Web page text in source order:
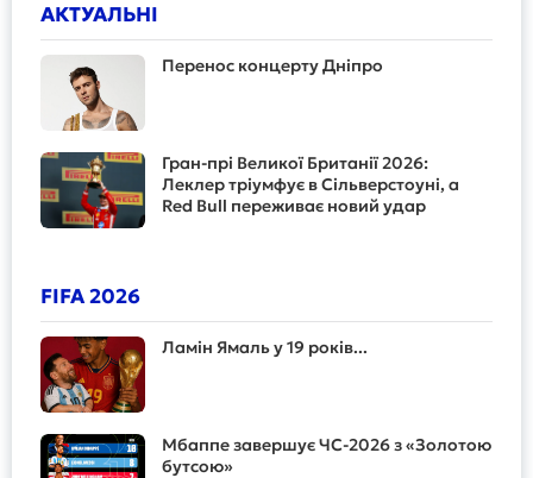
АКТУАЛЬНІ
Перенос концерту Дніпро
Гран-прі Великої Британії 2026:
Леклер тріумфує в Сільверстоуні, а
Red Bull переживає новий удар
FIFA 2026
Ламін Ямаль у 19 років...
Мбаппе завершує ЧС-2026 з «Золотою
бутсою»